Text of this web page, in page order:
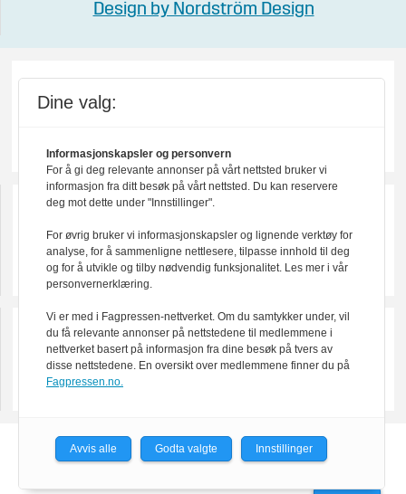
Design by Nordström Design
Powered by Labrador CMS
Dine valg:
Informasjonskapsler og personvern
For å gi deg relevante annonser på vårt nettsted bruker vi
informasjon fra ditt besøk på vårt nettsted. Du kan reservere
deg mot dette under "Innstillinger".
For øvrig bruker vi informasjonskapsler og lignende verktøy for
analyse, for å sammenligne nettlesere, tilpasse innhold til deg
og for å utvikle og tilby nødvendig funksjonalitet. Les mer i vår
personvernerklæring.
Vi er med i Fagpressen-nettverket. Om du samtykker under, vil
du få relevante annonser på nettstedene til medlemmene i
nettverket basert på informasjon fra dine besøk på tvers av
disse nettstedene. En oversikt over medlemmene finner du på
Fagpressen.no.
Avvis alle Godta valgte Innstillinger